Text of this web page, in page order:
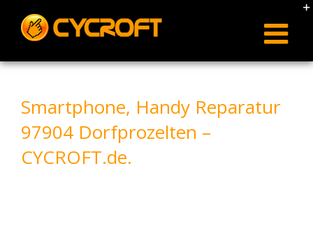
content
Smartphone, Handy Reparatur
97904 Dorfprozelten –
CYCROFT.de.